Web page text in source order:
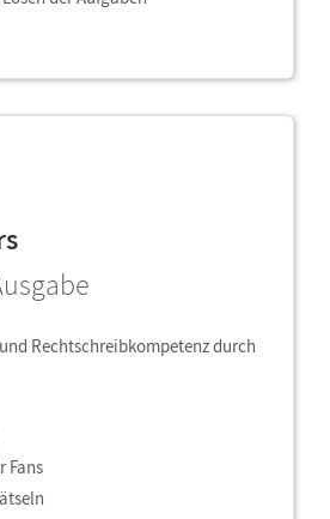
Rechtschreibkompetenz durch
Fans